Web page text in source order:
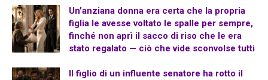
Un’anziana donna era certa che la propria
figlia le avesse voltato le spalle per sempre,
finché non aprì il sacco di riso che le era
stato regalato — ciò che vide sconvolse tutti
Il figlio di un influente senatore ha rotto il